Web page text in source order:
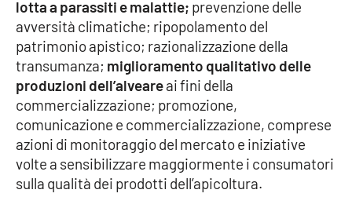
Economia e Lavoro
Politica
Sanità
Società
Sport
lotta a parassiti e malattie; prevenzione delle
avversità climatiche; ripopolamento del
patrimonio apistico; razionalizzazione della
transumanza; miglioramento qualitativo delle
produzioni dell’alveareai fini della
commercializzazione; promozione,
comunicazione e commercializzazione, comprese
azioni di monitoraggio del mercato e iniziative
volte a sensibilizzare maggiormente i consumatori
sulla qualità dei prodotti dell’apicoltura.